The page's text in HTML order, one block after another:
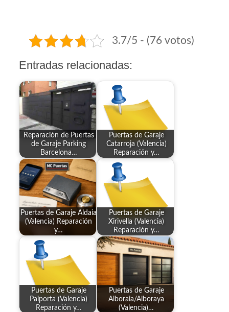
3.7/5 - (76 votos)
Entradas relacionadas:
Reparación de Puertas
de Garaje Parking
Barcelona…
Puertas de Garaje
Catarroja (Valencia)
Reparación y…
Puertas de Garaje Aldaia
(Valencia) Reparación
y…
Puertas de Garaje
Xirivella (Valencia)
Reparación y…
Puertas de Garaje
Paiporta (Valencia)
Reparación y…
Puertas de Garaje
Alboraia/Alboraya
(Valencia)…